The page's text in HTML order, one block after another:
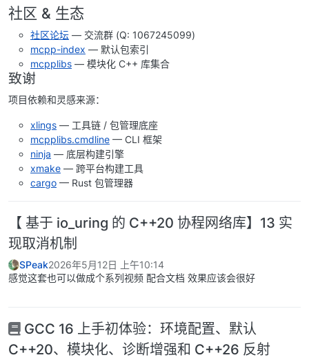
社区 & 生态
社区论坛 — 交流群 (Q: 1067245099)
mcpp-index — 默认包索引
mcpplibs — 模块化 C++ 库集合
致谢
项目依赖和灵感来源：
xlings — 工具链 / 包管理底座
mcpplibs.cmdline — CLI 框架
ninja — 底层构建引擎
xmake — 跨平台构建工具
cargo — Rust 包管理器
【 基于 io_uring 的 C++20 协程网络库】13 实
现取消机制
SPeak2026年5月12日 上午10:14
感觉这套也可以做成个系列视频 配合文档 效果应该会很好
GCC 16 上手初体验：环境配置、默认
C++20、模块化、诊断增强和 C++26 反射